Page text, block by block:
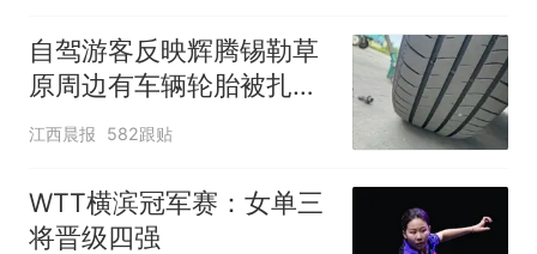
自驾游客反映辉腾锡勒草
原周边有车辆轮胎被扎，
修理店铺换胎价格高达千
江西晨报 582跟贴
WTT横滨冠军赛：女单三
将晋级四强